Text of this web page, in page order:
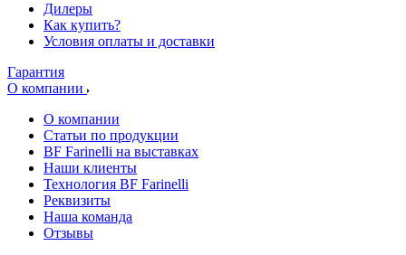
Дилеры
Как купить?
Условия оплаты и доставки
Гарантия
О компании
О компании
Статьи по продукции
BF Farinelli на выставках
Наши клиенты
Технология BF Farinelli
Реквизиты
Наша команда
Отзывы